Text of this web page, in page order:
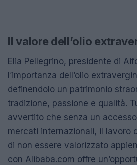
Il valore dell’olio
Elia Pellegrino, presidente di
l’importanza dell’olio
definendolo un patrimonio
tradizione, passione e qualità.
avvertito che senza un
mercati internazionali, il lavoro
di non essere valorizzato
con Alibaba.com offre